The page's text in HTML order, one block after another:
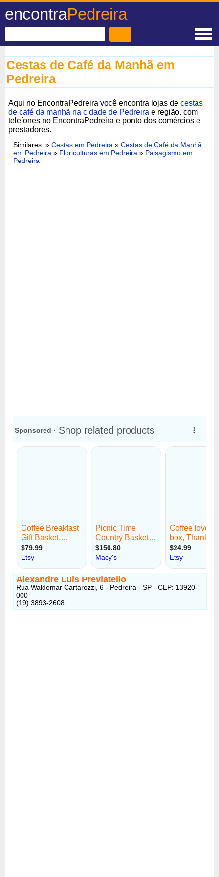
encontraPedreira
Cestas de Café da Manhã em
Pedreira
Aqui no EncontraPedreira você encontra lojas decestas
de café da manhã na cidade de Pedreira e região, com
telefones no EncontraPedreira e ponto dos comércios e
prestadores.
Similares: »Cestas em Pedreira »Cestas de Café da Manhã
em Pedreira » Floriculturas em Pedreira » Paisagismo em
Pedreira
Alexandre Luis Previatello
Rua Waldemar Cartarozzi, 6 - Pedreira - SP - CEP: 13920-
000
(19) 3893-2608